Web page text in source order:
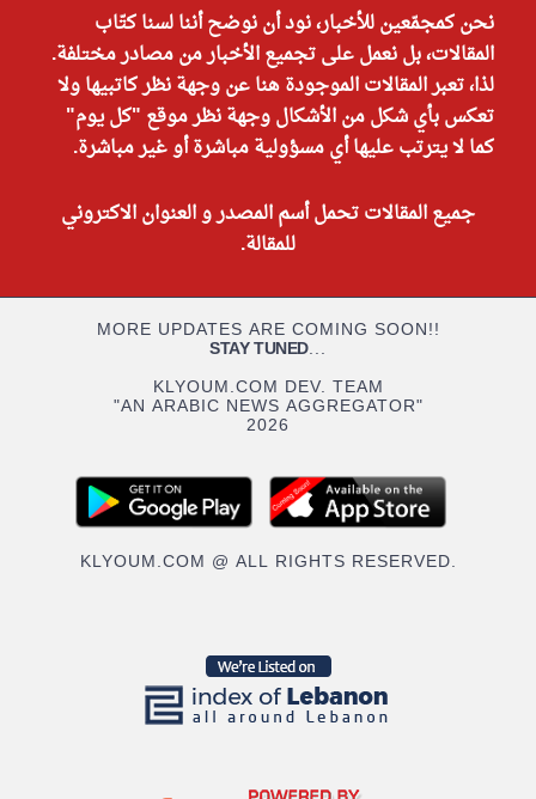
نحن كمجمّعين للأخبار، نود أن نوضح أننا لسنا كتّاب
المقالات، بل نعمل على تجميع الأخبار من مصادر مختلفة.
لذا، تعبر المقالات الموجودة هنا عن وجهة نظر كاتبيها ولا
تعكس بأي شكل من الأشكال وجهة نظر موقع "كل يوم"
كما لا يترتب عليها أي مسؤولية مباشرة أو غير مباشرة.
جميع المقالات تحمل أسم المصدر و العنوان الاكتروني
للمقالة.
MORE UPDATES ARE COMING SOON!!
STAY TUNED...
KLYOUM.COM DEV. TEAM
"AN ARABIC NEWS AGGREGATOR"
2026
KLYOUM.COM @ ALL RIGHTS RESERVED.